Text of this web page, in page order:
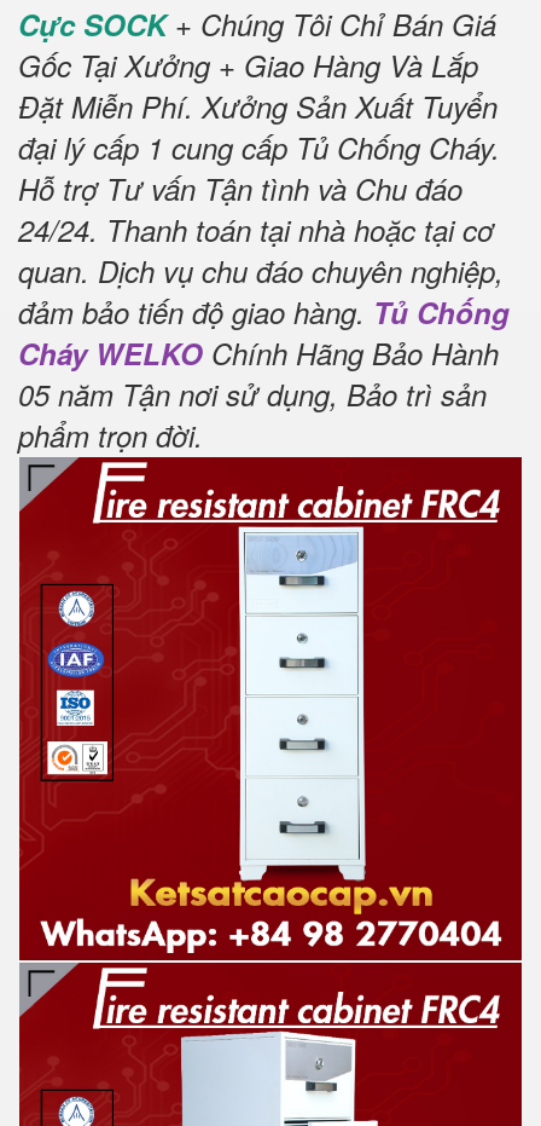
Cực SOCK+ Chúng Tôi Chỉ Bán Giá
Gốc Tại Xưởng + Giao Hàng Và Lắp
Đặt Miễn Phí. Xưởng Sản Xuất Tuyển
đại lý cấp 1 cung cấp Tủ Chống Cháy.
Hỗ trợ Tư vấn Tận tình và Chu đáo
24/24. Thanh toán tại nhà hoặc tại cơ
quan. Dịch vụ chu đáo chuyên nghiệp,
đảm bảo tiến độ giao hàng. Tủ Chống
Cháy WELKO Chính Hãng Bảo Hành
05 năm Tận nơi sử dụng, Bảo trì sản
phẩm trọn đời.